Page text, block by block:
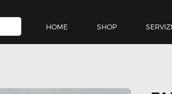
HOME SHOP SERVIZI